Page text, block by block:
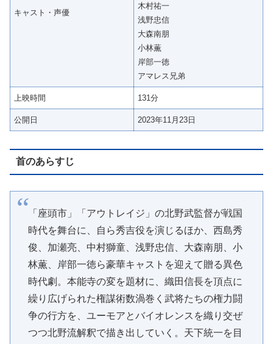
キャスト・声優
木村祐一
浅野忠信
大森南朋
小林薫
岸部一徳
アマレス兄弟
上映時間 131分
公開日 2023年11月23日
首のあらすじ
「座頭市」「アウトレイジ」の北野武監督が戦国
時代を舞台に、自ら秀吉役を演じるほか、西島秀
俊、加瀬亮、中村獅童、浅野忠信、大森南朋、小
林薫、岸部一徳ら豪華キャストを迎えて贈る異色
時代劇。本能寺の変を題材に、織田信長を頂点に
繰り広げられた権謀術数渦巻く武将たちの権力闘
争の行方を、ユーモアとバイオレンスを織り交ぜ
つつ北野流解釈で描き出していく。天下統一を目